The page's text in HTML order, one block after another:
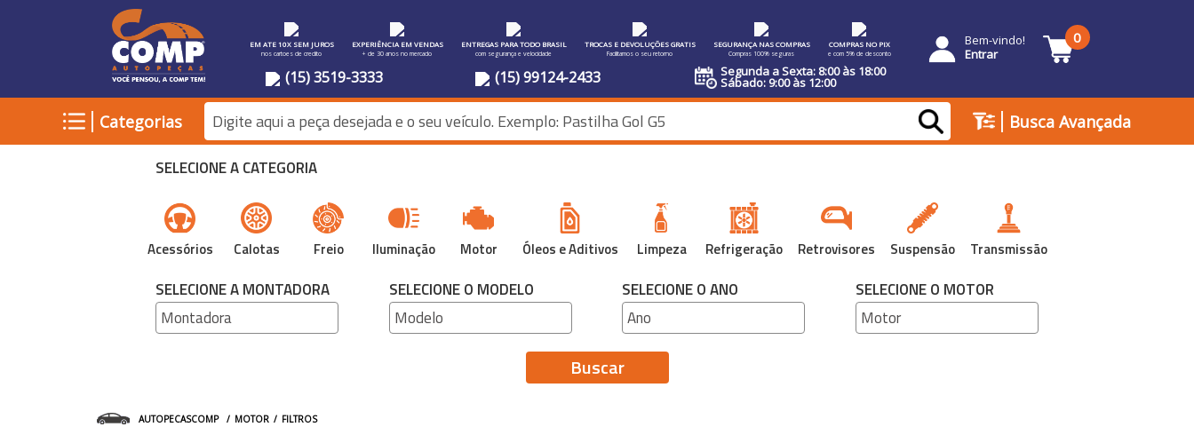
EM ATE 10X SEM JUROS
nos cartoes de credito
EXPERIÊNCIA EM VENDAS
+ de 30 anos no mercado
ENTREGAS PARA TODO BRASIL
com segurança e velocidade
TROCAS E DEVOLUÇÕES GRATIS
Facilitamos o seu retorno
SEGURANÇA NAS COMPRAS
Compras 100% seguras
COMPRAS NO PIX
e com 5% de desconto
(15) 3519-3333 (15) 99124-2433 Segunda a Sexta: 8:00 às 18:00
Sábado: 9:00 às 12:00
Bem-vindo!
Entrar
0
| Categorias | Busca Avançada
SELECIONE A CATEGORIA
Acessórios Calotas Freio Iluminação Motor Óleos e Aditivos Limpeza Refrigeração Retrovisores Suspensão Transmissão
SELECIONE A MONTADORA SELECIONE O MODELO SELECIONE O ANO SELECIONE O MOTOR
Buscar
AUTOPECASCOMP MOTOR FILTROS